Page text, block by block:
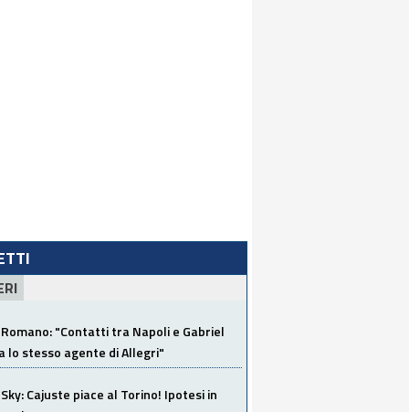
Romano: "Contatti tra Napoli e Gabriel
lo stesso agente di Allegri"
Sky: Cajuste piace al Torino! Ipotesi in